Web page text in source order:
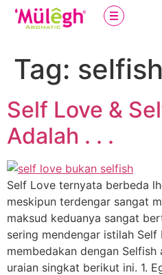
Tag: selfish
Self Love &
Adalah . . .
Self Love ternyata berbeda
meskipun terdengar sangat
maksud keduanya sangat
sering mendengar istilah
membedakan dengan
uraian singkat berikut ini. 1.